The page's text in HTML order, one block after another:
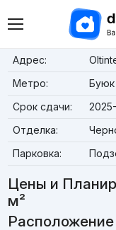
Адрес:
Метро:
Буюк
Срок сдачи:
Отделка:
Парковка:
Цены и
м²